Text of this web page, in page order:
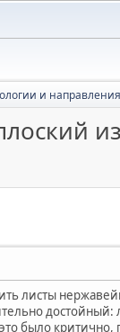
и направления
листы
было критично,